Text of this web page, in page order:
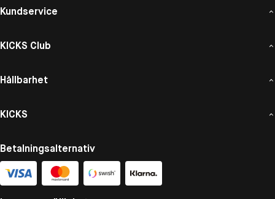
Kundservice
KICKS Club
Hållbarhet
KICKS
Betalningsalternativ